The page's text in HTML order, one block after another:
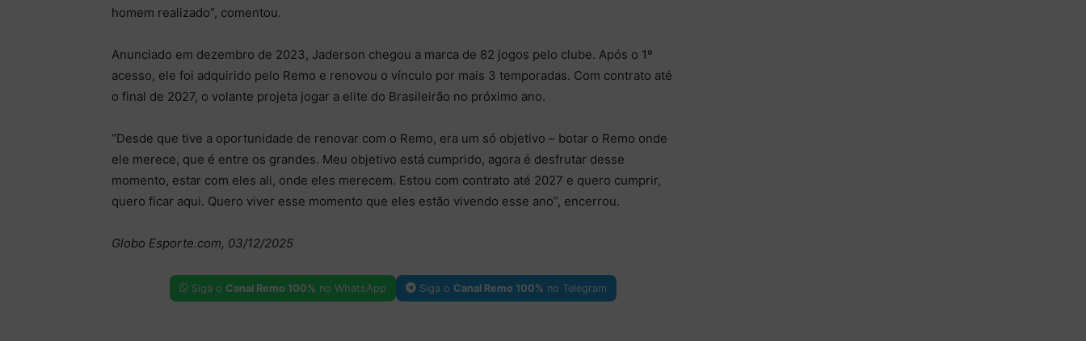
homem realizado”, comentou.
Anunciado em dezembro de 2023, Jaderson chegou a marca de 82 jogos pelo clube. Após o 1º
acesso, ele foi adquirido pelo Remo e renovou o vínculo por mais 3 temporadas. Com contrato até
o final de 2027, o volante projeta jogar a elite do Brasileirão no próximo ano.
“Desde que tive a oportunidade de renovar com o Remo, era um só objetivo – botar o Remo onde
ele merece, que é entre os grandes. Meu objetivo está cumprido, agora é desfrutar desse
momento, estar com eles ali, onde eles merecem. Estou com contrato até 2027 e quero cumprir,
quero ficar aqui. Quero viver esse momento que eles estão vivendo esse ano”, encerrou.
Globo Esporte.com, 03/12/2025
Siga o Canal Remo 100% no WhatsApp Siga o Canal Remo 100% no Telegram